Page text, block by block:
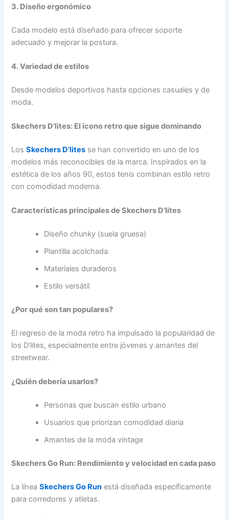
3. Diseño ergonómico
Cada modelo está diseñado para ofrecer soporte
adecuado y mejorar la postura.
4. Variedad de estilos
Desde modelos deportivos hasta opciones casuales y de
moda.
Skechers D’lites: El ícono retro que sigue dominando
LosSkechers D’lites se han convertido en uno de los
modelos más reconocibles de la marca. Inspirados en la
estética de los años 90, estos tenis combinan estilo retro
con comodidad moderna.
Características principales de Skechers D’lites
Diseño chunky (suela gruesa)
Plantilla acolchada
Materiales duraderos
Estilo versátil
¿Por qué son tan populares?
El regreso de la moda retro ha impulsado la popularidad de
los D’lites, especialmente entre jóvenes y amantes del
streetwear.
¿Quién debería usarlos?
Personas que buscan estilo urbano
Usuarios que priorizan comodidad diaria
Amantes de la moda vintage
Skechers Go Run: Rendimiento y velocidad en cada paso
La líneaSkechers Go Run está diseñada específicamente
para corredores y atletas.